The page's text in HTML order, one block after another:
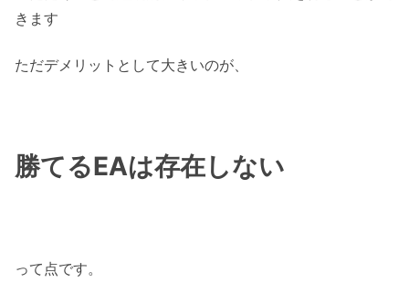
きます
ただデメリットとして大きいのが、
勝てるEAは存在しない
って点です。